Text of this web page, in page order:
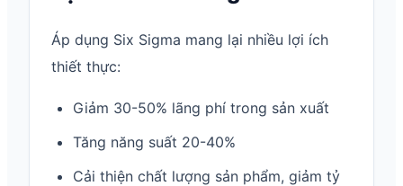
Áp dụng Six Sigma mang lại nhiều lợi ích
thiết thực:
Giảm 30-50% lãng phí trong sản xuất
Tăng năng suất 20-40%
Cải thiện chất lượng sản phẩm, giảm tỷ